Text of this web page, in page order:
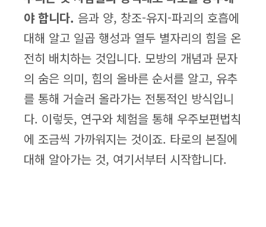
야 합니다. 음과 양, 창조-유지-파괴의 호흡에
대해 알고 일곱 행성과 열두 별자리의 힘을 온
전히 배치하는 것입니다. 모방의 개념과 문자
의 숨은 의미, 힘의 올바른 순서를 알고, 유추
를 통해 거슬러 올라가는 전통적인 방식입니
다. 이렇듯, 연구와 체험을 통해 우주보편법칙
에 조금씩 가까워지는 것이죠. 타로의 본질에
대해 알아가는 것, 여기서부터 시작합니다.